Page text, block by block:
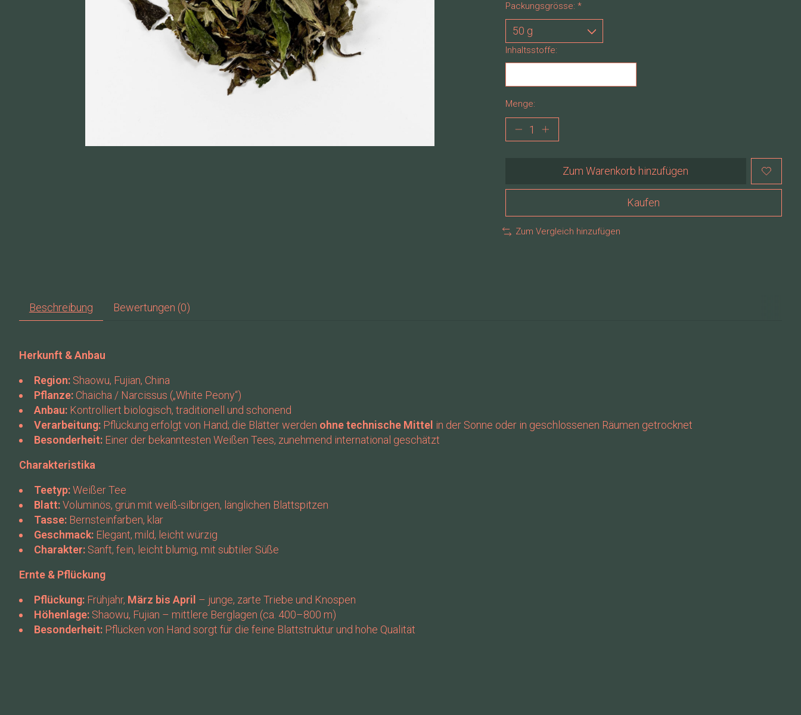
Packungsgrösse: *
Inhaltsstoffe:
Menge:
Zum Warenkorb hinzufügen
Kaufen
Zum Vergleich hinzufügen
Beschreibung Bewertungen (0)
Herkunft & Anbau
Region: Shaowu, Fujian, China
Pflanze: Chaicha / Narcissus („White Peony“)
Anbau: Kontrolliert biologisch, traditionell und schonend
Verarbeitung: Pflückung erfolgt von Hand; die Blätter werden ohne technische Mittel in der Sonne oder in geschlossenen Räumen getrocknet
Besonderheit: Einer der bekanntesten Weißen Tees, zunehmend international geschätzt
Charakteristika
Teetyp:Weißer Tee
Blatt:Voluminös, grün mit weiß-silbrigen, länglichen Blattspitzen
Tasse: Bernsteinfarben, klar
Geschmack: Elegant, mild, leicht würzig
Charakter: Sanft, fein, leicht blumig, mit subtiler Süße
Ernte & Pflückung
Pflückung: Frühjahr, März bis April – junge, zarte Triebe und Knospen
Höhenlage: Shaowu, Fujian – mittlere Berglagen (ca. 400–800 m)
Besonderheit: Pflücken von Hand sorgt für die feine Blattstruktur und hohe Qualität